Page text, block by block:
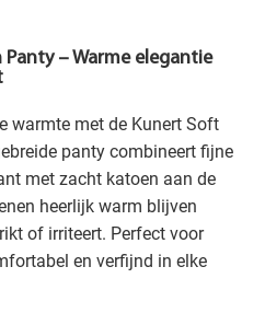
– Warme elegantie
warmte met de Kunert Soft
panty combineert fijne
met zacht katoen aan de
heerlijk warm blijven
of irriteert. Perfect voor
en verfijnd in elke